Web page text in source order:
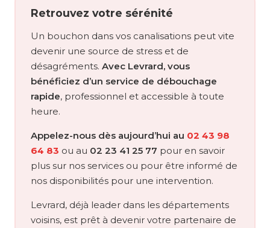
Retrouvez votre sérénité
Un bouchon dans vos canalisations peut vite
devenir une source de stress et de
désagréments. Avec Levrard, vous
bénéficiez d’un service de débouchage
rapide, professionnel et accessible à toute
heure.
Appelez-nous dès aujourd’hui au 02 43 98
64 83 ou au 02 23 41 25 77 pour en savoir
plus sur nos services ou pour être informé de
nos disponibilités pour une intervention.
Levrard, déjà leader dans les départements
voisins, est prêt à devenir votre partenaire de